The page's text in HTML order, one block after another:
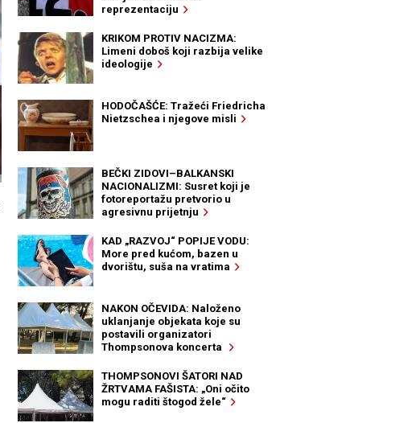
reprezentaciju
KRIKOM PROTIV NACIZMA:
Limeni doboš koji razbija velike
ideologije
HODOČAŠĆE: Tražeći Friedricha
Nietzschea i njegove misli
BEČKI ZIDOVI–BALKANSKI
NACIONALIZMI: Susret koji je
fotoreportažu pretvorio u
agresivnu prijetnju
KAD „RAZVOJ“ POPIJE VODU:
More pred kućom, bazen u
dvorištu, suša na vratima
NAKON OČEVIDA: Naloženo
uklanjanje objekata koje su
postavili organizatori
Thompsonova koncerta
THOMPSONOVI ŠATORI NAD
ŽRTVAMA FAŠISTA: „Oni očito
mogu raditi štogod žele“